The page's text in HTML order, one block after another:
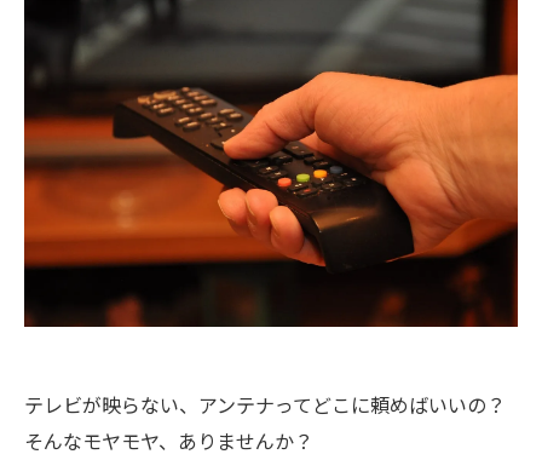
テレビが映らない、アンテナってどこに頼めばいいの？
そんなモヤモヤ、ありませんか？